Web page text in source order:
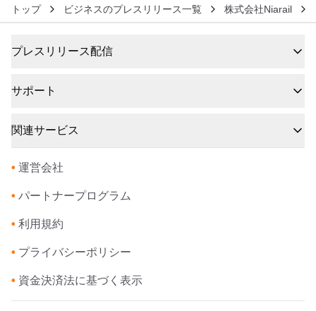
トップ ビジネスのプレスリリース一覧 株式会社Niarail
プレスリリース配信
サポート
関連サービス
• 運営会社
• パートナープログラム
• 利用規約
• プライバシーポリシー
• 資金決済法に基づく表示